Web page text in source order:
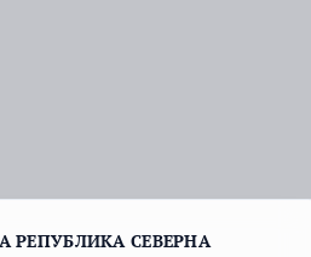
РЕПУБЛИКА СЕВЕРНА